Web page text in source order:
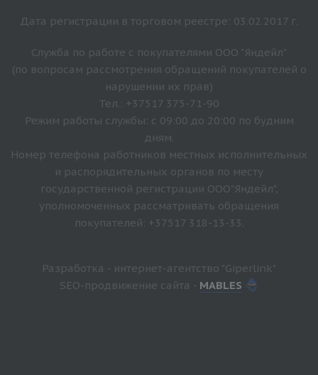
Дата регистрации в торговом реестре: 03.02.2017 г.
Служба по работе с покупателями ООО "Яндейл"
(по вопросам рассмотрения обращений покупателей о
нарушении их прав)
Тел.: +37517 375-71-90
Режим работы службы: с 09:00 до 20:00 по будним
дням.
Номер телефона работников местных исполнительных
и распорядительных органов по месту
государственной регистрации ООО"Яндейл",
уполномоченных рассматривать обращения
покупателей: +37517 318-13-33.
Разработка - интернет-агентство "Giperlink"
SEO-продвижение сайта - MABLES